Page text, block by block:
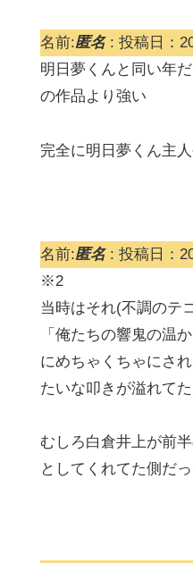
名前:匿名: 投稿日：
明日夢くんと同い年
の作品より強い
完全に明日夢くん主
名前:匿名: 投稿日：
※2
当時はそれ(不調のテ
「俺たちの響鬼の温
にめちゃくちゃにさ
たいな叩きが溢れて
むしろ白倉井上が前
としてくれてた側だ